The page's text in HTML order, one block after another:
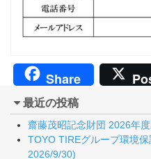
Share
最近の投稿
齋藤茂昭記念財団 2026年
TOYO TIREグループ環境
2026/9/30)